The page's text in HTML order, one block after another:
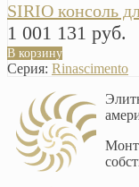
SIRIO консоль
1 001 131 руб.
В корзину
Серия: Rinascimento